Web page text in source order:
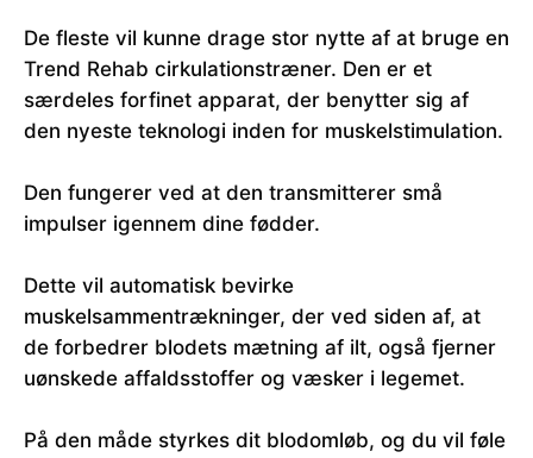
De fleste vil kunne drage stor nytte af at bruge en
Trend Rehab cirkulationstræner. Den er et
særdeles forfinet apparat, der benytter sig af
den nyeste teknologi inden for muskelstimulation.
Den fungerer ved at den transmitterer små
impulser igennem dine fødder.
Dette vil automatisk bevirke
muskelsammentrækninger, der ved siden af, at
de forbedrer blodets mætning af ilt, også fjerner
uønskede affaldsstoffer og væsker i legemet.
På den måde styrkes dit blodomløb, og du vil føle